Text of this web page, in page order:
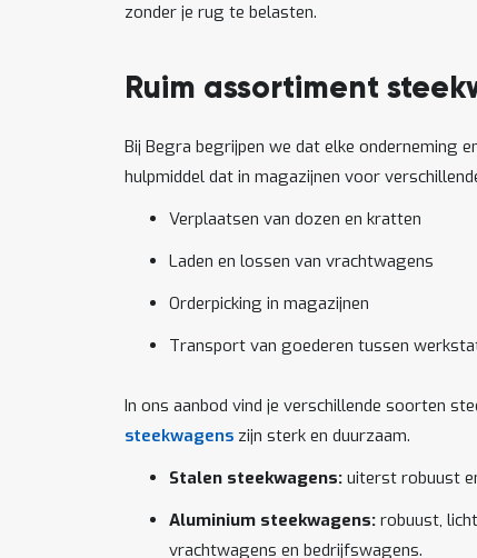
zonder je rug te belasten.
Ruim assortiment
Bij Begra begrijpen we dat elke onderneming
hulpmiddel dat in magazijnen voor
Verplaatsen van dozen en kratten
Laden en lossen van vrachtwagens
Orderpicking in magazijnen
Transport van goederen tussen
In ons aanbod vind je verschillende soorten
steekwagens zijn sterk en duurzaam.
Stalen steekwagens: uiterst robuust
Aluminium steekwagens: robuust,
vrachtwagens en bedrijfswagens.